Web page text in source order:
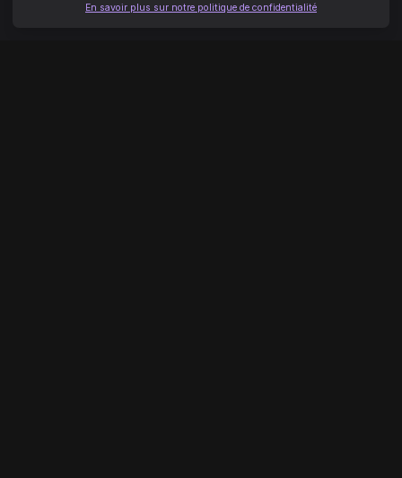
En savoir plus sur notre politique de confidentialité